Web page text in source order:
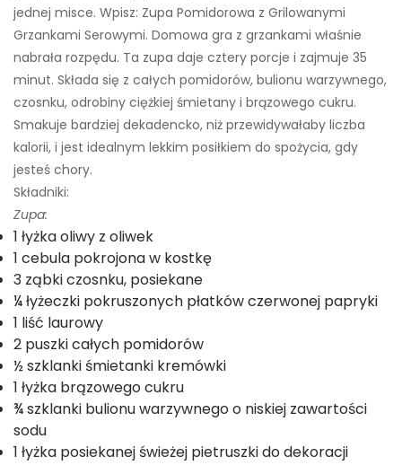
jednej misce. Wpisz: Zupa Pomidorowa z Grilowanymi
Grzankami Serowymi. Domowa gra z grzankami właśnie
nabrała rozpędu. Ta zupa daje cztery porcje i zajmuje 35
minut. Składa się z całych pomidorów, bulionu warzywnego,
czosnku, odrobiny ciężkiej śmietany i brązowego cukru.
Smakuje bardziej dekadencko, niż przewidywałaby liczba
kalorii, i jest idealnym lekkim posiłkiem do spożycia, gdy
jesteś chory.
Składniki:
Zupa:
1 łyżka oliwy z oliwek
1 cebula pokrojona w kostkę
3 ząbki czosnku, posiekane
¼ łyżeczki pokruszonych płatków czerwonej papryki
1 liść laurowy
2 puszki całych pomidorów
½ szklanki śmietanki kremówki
1 łyżka brązowego cukru
¾ szklanki bulionu warzywnego o niskiej zawartości
sodu
1 łyżka posiekanej świeżej pietruszki do dekoracji